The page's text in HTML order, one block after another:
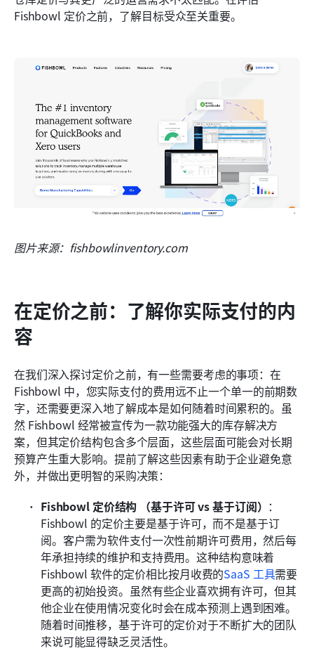
Fishbowl 定价之前，了解目标受众至关重要。
图片来源：fishbowlinventory.com
在定价之前：了解你实际支付的内
容
在我们深入探讨定价之前，有一些需要考虑的事项：在
Fishbowl 中，您实际支付的费用远不止一个单一的前期数
字，还需要更深入地了解成本是如何随着时间累积的。虽
然 Fishbowl 经常被宣传为一款功能强大的库存解决方
案，但其定价结构包含多个层面，这些层面可能会对长期
预算产生重大影响。提前了解这些因素有助于企业避免意
外，并做出更明智的采购决策：
Fishbowl 定价结构 （基于许可 vs 基于订阅） ：
Fishbowl 的定价主要是基于许可，而不是基于订
阅。客户需为软件支付一次性前期许可费用，然后每
年承担持续的维护和支持费用。这种结构意味着
Fishbowl 软件的定价相比按月收费的SaaS 工具需要
更高的初始投资。虽然有些企业喜欢拥有许可，但其
他企业在使用情况变化时会在成本预测上遇到困难。
随着时间推移，基于许可的定价对于不断扩大的团队
来说可能显得缺乏灵活性。